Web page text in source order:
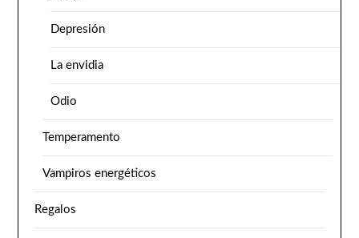
Depresión
La envidia
Odio
Temperamento
Vampiros energéticos
Regalos